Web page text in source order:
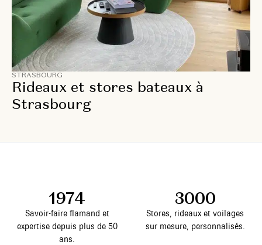
STRASBOURG
Rideaux et stores bateaux à
Strasbourg
1974
Savoir-faire flamand et
expertise depuis plus de 50
ans.
3000
Stores, rideaux et voilages
sur mesure, personnalisés.